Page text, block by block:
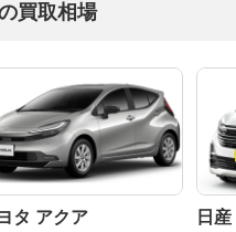
買取相場
タ アクア 日